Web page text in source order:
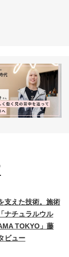
支えた技術。施術
ナチュラルウル
TOKYO」藤
ビュー